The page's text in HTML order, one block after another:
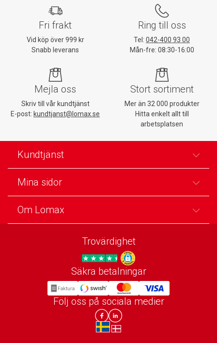
Fri frakt
Vid köp över 999 kr
Snabb leverans
Ring till oss
Tel: 042-400 93 00
Mån-fre: 08:30-16:00
Mejla oss
Skriv till vår kundtjänst
E-post: kundtjanst@lomax.se
Stort sortiment
Mer än 32 000 produkter
Hitta enkelt allt till
arbetsplatsen
Kundtjänst
Mina sidor
Om Lomax
Trovärdighet
Trygg E-handel
Säkra betalningar
Följ oss på sociala medier
Lomax DK Facebook
Lomax SE LinkIn
sv-SEda-DK